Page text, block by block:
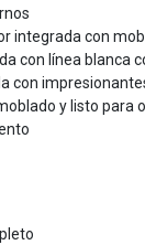
integrada con
con línea blanca
con
y listo para